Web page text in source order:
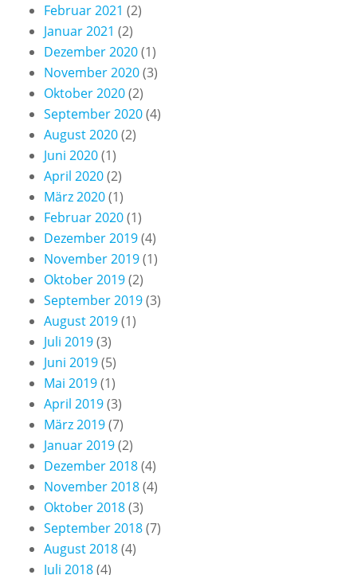
Februar 2021 (2)
Januar 2021 (2)
Dezember 2020(1)
November 2020(3)
Oktober 2020(2)
September 2020(4)
August 2020(2)
Juni 2020(1)
April 2020(2)
März 2020(1)
Februar 2020(1)
Dezember 2019(4)
November 2019(1)
Oktober 2019(2)
September 2019(3)
August 2019(1)
Juli 2019(3)
Juni 2019(5)
Mai 2019(1)
April 2019(3)
März 2019(7)
Januar 2019(2)
Dezember 2018(4)
November 2018(4)
Oktober 2018(3)
September 2018(7)
August 2018(4)
Juli 2018(4)